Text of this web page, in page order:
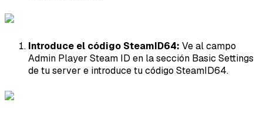
Introduce el código SteamID64: Ve al campo
Admin Player Steam ID en la sección Basic Settings
de tu server e introduce tu código SteamID64.